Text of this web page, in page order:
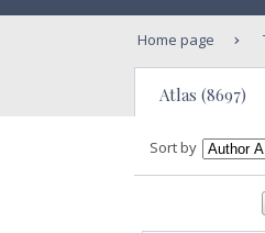
Home page
Atlas (8697)
Sort by